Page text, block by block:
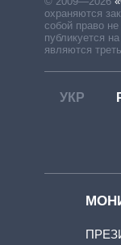
охраняются
собой право
публикуется
являются
УКР